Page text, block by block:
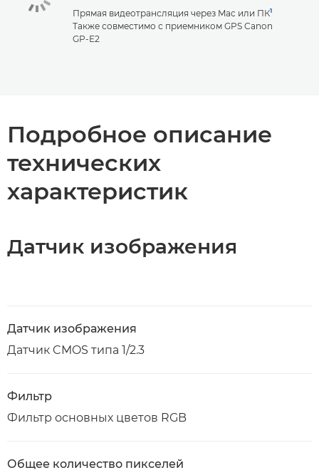
Прямая видеотрансляция через Mac или ПК1
Также совместимо с приемником GPS Canon
GP-E2
Подробное описание
технических
характеристик
Датчик изображения
Датчик изображения
Датчик CMOS типа 1/2.3
Фильтр
Фильтр основных цветов RGB
Общее количество пикселей